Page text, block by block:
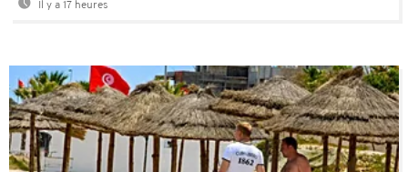
Il y a 17 heures